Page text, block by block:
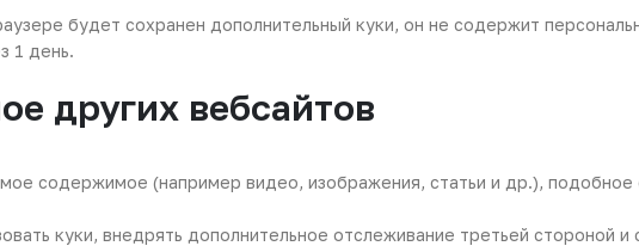
будет сохранен дополнительный куки, он не содержит
1 день.
других вебсайтов
содержимое (например видео, изображения, статьи и др.),
куки, внедрять дополнительное отслеживание третьей стороной